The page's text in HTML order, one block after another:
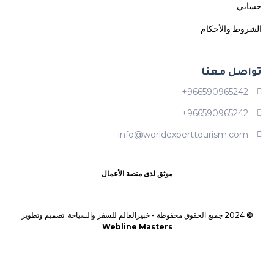
حسابي
الشروط والأحكام
تواصل معنا
966590965242+
966590965242+
info@worldexperttourism.com
موثق لدى منصة الأعمال
© 2024 جميع الحقوق محفوظة -
خبيرالعالم للسفر والسياحة. تصميم وتطوير
Webline Masters